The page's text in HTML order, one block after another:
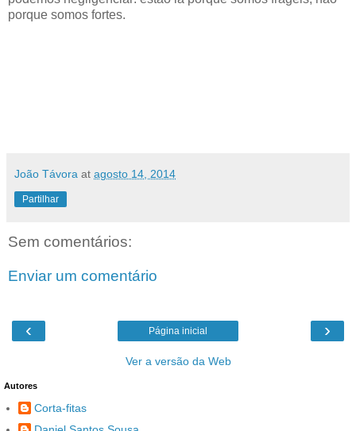
porque somos fortes.
João Távora at agosto 14, 2014
Partilhar
Sem comentários:
Enviar um comentário
‹ ›
Página inicial
Ver a versão da Web
Autores
Corta-fitas